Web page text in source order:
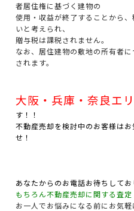
者居住権に基づく建物の
使用・収益が終了することから
いと考えられ、
贈与税は課税されません。
なお、居住建物の敷地の所有者
されます。
大阪・兵庫・奈良エ
す！！
不動産売却を検討中のお客様は
せ！
あなたからのお電話お待ちしてお
もちろん不動産売却に関する査
お一人でお悩みになる前にお気